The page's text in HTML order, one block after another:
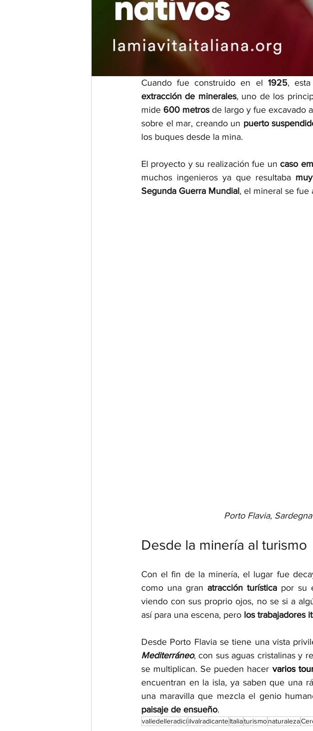
Cuando fue construido en el 1925
extracción de minerales, uno de los
mide 600 metros de largo y fue excavado
sobre el mar, creando un puerto
los buques desde la mina.
El proyecto y su realización fue un caso
muchos ingenieros ya que resultaba
Segunda Guerra Mundial, el mineral se fue
Porto Flavia,
Desde la minería al turismo
Con el fin de la minería, el lugar fue
como una gran atracción turística por su
viendo con sus proprio ojos, no se si a
así para una escena, pero los trabajadores
Desde Porto Flavia se tiene una vista
Mediterráneo, con sus aguas cristalinas y
se multiplican. Se pueden hacer varios
encuentran en la isla, ya saben que una
paisaje de ensueño.
valledelleradiciilvalradicanteItaliaturismonaturaleza